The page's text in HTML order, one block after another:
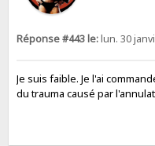
Réponse #443 le:lun. 30
Je suis faible. Je l'ai
du trauma causé par